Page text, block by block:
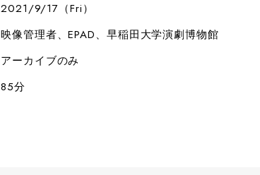
2021/9/17（Fri）
映像管理者、EPAD、早稲田大学演劇博物館
アーカイブのみ
85分